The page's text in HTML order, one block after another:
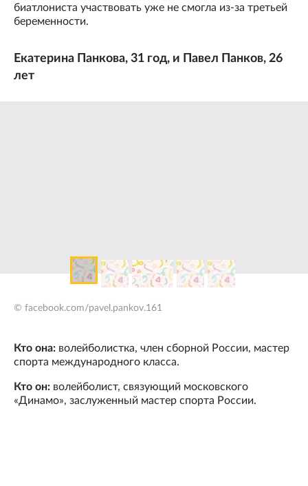
биатлониста участвовать уже не смогла из-за третьей
беременности.
Екатерина Панкова, 31 год, и Павел Панков, 26
лет
© facebook.com/pavel.pankov.161
Кто она: волейболистка, член сборной России, мастер
спорта международного класса.
Кто он: волейболист, связующий московского
«Динамо», заслуженный мастер спорта России.